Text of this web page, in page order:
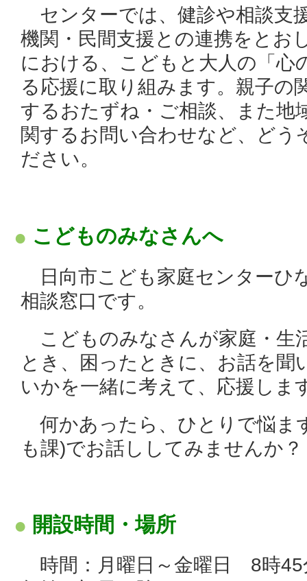
センターでは、健診や相談支
機関・民間支援との連携をとお
における、こどもと大人の「心
る応援に取り組みます。親子の
するおたずね・ご相談、また地
関するお問い合わせなど、どう
ださい。
こどものみなさんへ
日向市こども家庭センターひ
相談窓口です。
こどものみなさんが家庭・生
とき、困ったときに、お話を聞
いかを一緒に考えて、応援しま
何かあったら、ひとりで悩ま
も課)でお話ししてみませんか？
開設時間・場所
時間：月曜日～金曜日 8時45